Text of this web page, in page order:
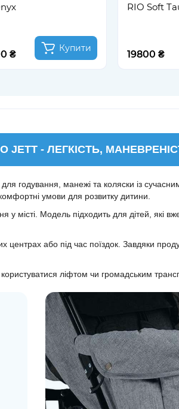
₴
Купити
RIO Soft
19800 ₴
JETT - ЛЕГКІСТЬ,
годування, манежі та коляски із
умови для розвитку дитини.
місті. Модель підходить для дітей, які
або під час поїздок. Завдяки
ліфтом чи громадським